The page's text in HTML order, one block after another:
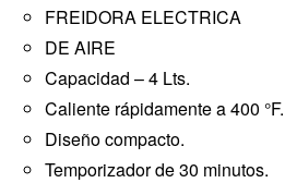
FREIDORA ELECTRICA
DE AIRE
Capacidad – 4 Lts.
Caliente rápidamente a 400 °F.
Diseño compacto.
Temporizador de 30 minutos.